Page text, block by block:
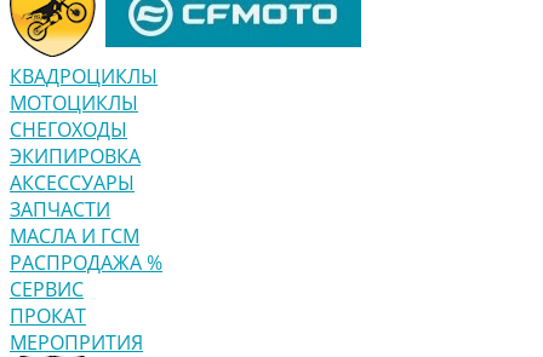
КВАДРОЦИКЛЫ
МОТОЦИКЛЫ
СНЕГОХОДЫ
ЭКИПИРОВКА
АКСЕССУАРЫ
ЗАПЧАСТИ
МАСЛА И ГСМ
РАСПРОДАЖА %
СЕРВИС
ПРОКАТ
МЕРОПРИТИЯ